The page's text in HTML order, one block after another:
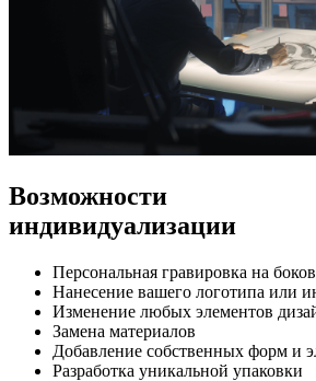
Возможности
индивидуализации
Персональная гравировка на
Нанесение вашего логотипа или
Изменение любых элементов
Замена материалов
Добавление собственных форм и
Разработка уникальной упаковки